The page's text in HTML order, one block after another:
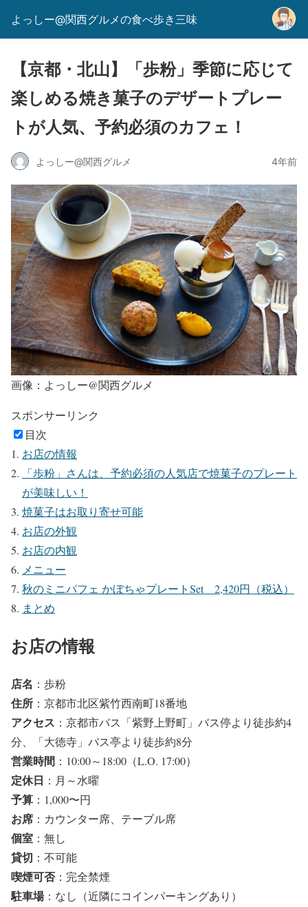
よっしー@関西グルメの食べ歩き三味
【京都・北山】「歩粉」季節に応じて
楽しめる焼き菓子のデザートプレー
トが人気、予約必須のカフェ！
よっしー@関西グルメ 4年前
画像：よっしー@関西グルメ
スポンサーリンク
目次
お店の情報
「歩粉」さんは、予約必須の人気店で焼菓子のプレート
が美味しい！
焼菓子はお取り寄せ可能
お店の外観
お店の内観
メニュー
秋のミニパフェ かぼちゃプレートSet 2,420円（税込）
まとめ
お店の情報
店名 ：歩粉
住所 ：京都市北区紫竹西南町18番地
アクセス ：京都市バス「紫野上野町」バス停より徒歩約4
分、「大徳寺」バス亭より徒歩約8分
営業時間 ：10:00～18:00（L.O. 17:00）
定休日 ：月～水曜
予算 ：1,000〜円
お席 ：カウンター席、テーブル席
個室 ：無し
貸切 ：不可能
喫煙可否：完全禁煙
駐車場：なし（近隣にコインパーキングあり）